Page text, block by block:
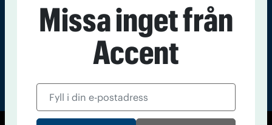
Missa inget från
Accent